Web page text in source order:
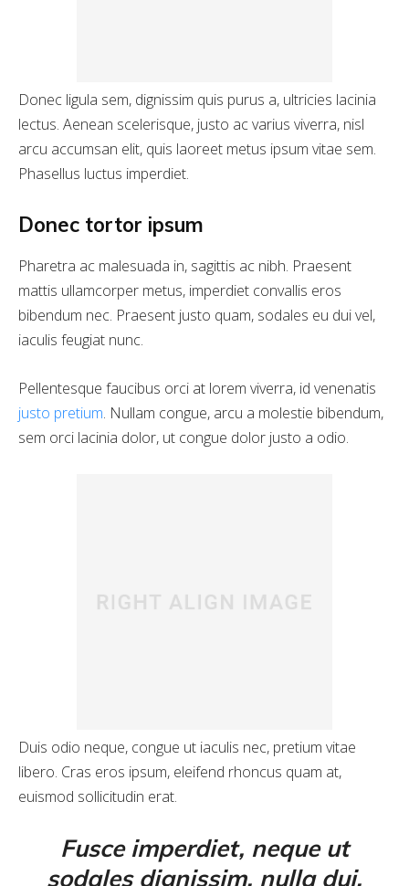
Donec ligula sem, dignissim quis purus a, ultricies lacinia
lectus. Aenean scelerisque, justo ac varius viverra, nisl
arcu accumsan elit, quis laoreet metus ipsum vitae sem.
Phasellus luctus imperdiet.
Donec tortor ipsum
Pharetra ac malesuada in, sagittis ac nibh. Praesent
mattis ullamcorper metus, imperdiet convallis eros
bibendum nec. Praesent justo quam, sodales eu dui vel,
iaculis feugiat nunc.
Pellentesque faucibus orci at lorem viverra, id venenatis
justo pretium. Nullam congue, arcu a molestie bibendum,
sem orci lacinia dolor, ut congue dolor justo a odio.
Duis odio neque, congue ut iaculis nec, pretium vitae
libero. Cras eros ipsum, eleifend rhoncus quam at,
euismod sollicitudin erat.
Fusce imperdiet, neque ut
sodales dignissim, nulla dui.